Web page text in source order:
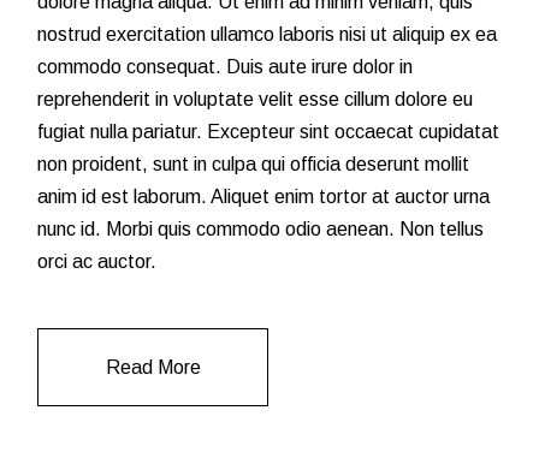
nostrud exercitation ullamco laboris nisi ut aliquip ex ea
commodo consequat. Duis aute irure dolor in
reprehenderit in voluptate velit esse cillum dolore eu
fugiat nulla pariatur. Excepteur sint occaecat cupidatat
non proident, sunt in culpa qui officia deserunt mollit
anim id est laborum. Aliquet enim tortor at auctor urna
nunc id. Morbi quis commodo odio aenean. Non tellus
orci ac auctor.
Read More